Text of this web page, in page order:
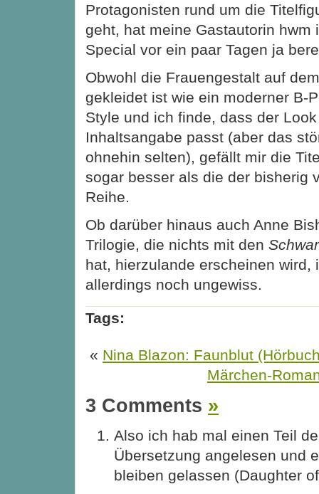
Protagonisten rund um die
geht, hat meine Gastautorin hwm
Special vor ein paar Tagen ja
Obwohl die Frauengestalt auf
gekleidet ist wie ein moderner B-
Style und ich finde, dass der
Inhaltsangabe passt (aber das
ohnehin selten), gefällt mir die
sogar besser als die der bisherig
Reihe.
Ob darüber hinaus auch Anne
Trilogie, die nichts mit den
hat, hierzulande erscheinen wird,
allerdings noch ungewiss.
Tags:
« Nina Blazon: Faunblut
Märchen-
3 Comments »
Also ich hab mal einen Teil
Übersetzung angelesen und
bleiben gelassen (Daughter